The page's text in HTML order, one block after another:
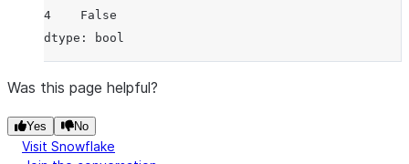
4    False
dtype: bool
Was this page helpful?
Yes No
Visit Snowflake